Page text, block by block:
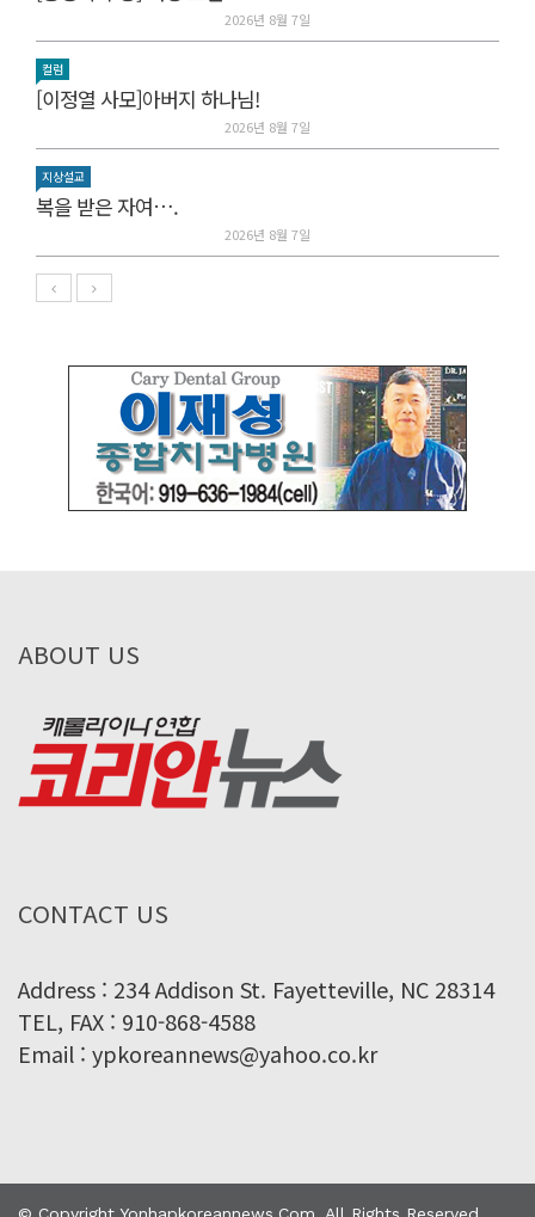
2026년 8월 7일
컬럼
[이정열 사모]아버지 하나님!
2026년 8월 7일
지상설교
복을 받은 자여….
2026년 8월 7일
ABOUT US
CONTACT US
Address : 234 Addison St. Fayetteville, NC 28314
TEL, FAX : 910-868-4588
Email : ypkoreannews@yahoo.co.kr